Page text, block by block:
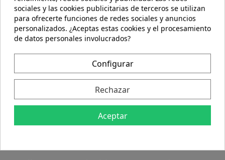
Semilla de lino dorada 100%
Indicaciones:
Alimento rico en omega 3.
Conservar en lugar fresco y seco.
Contraindicaciones:
sociales y las cookies publicitarias de terceros se utilizan
para ofrecerte funciones de redes sociales y anuncios
personalizados. ¿Aceptas estas cookies y el procesamiento
de datos personales involucrados?
Configurar
Rechazar
Aceptar